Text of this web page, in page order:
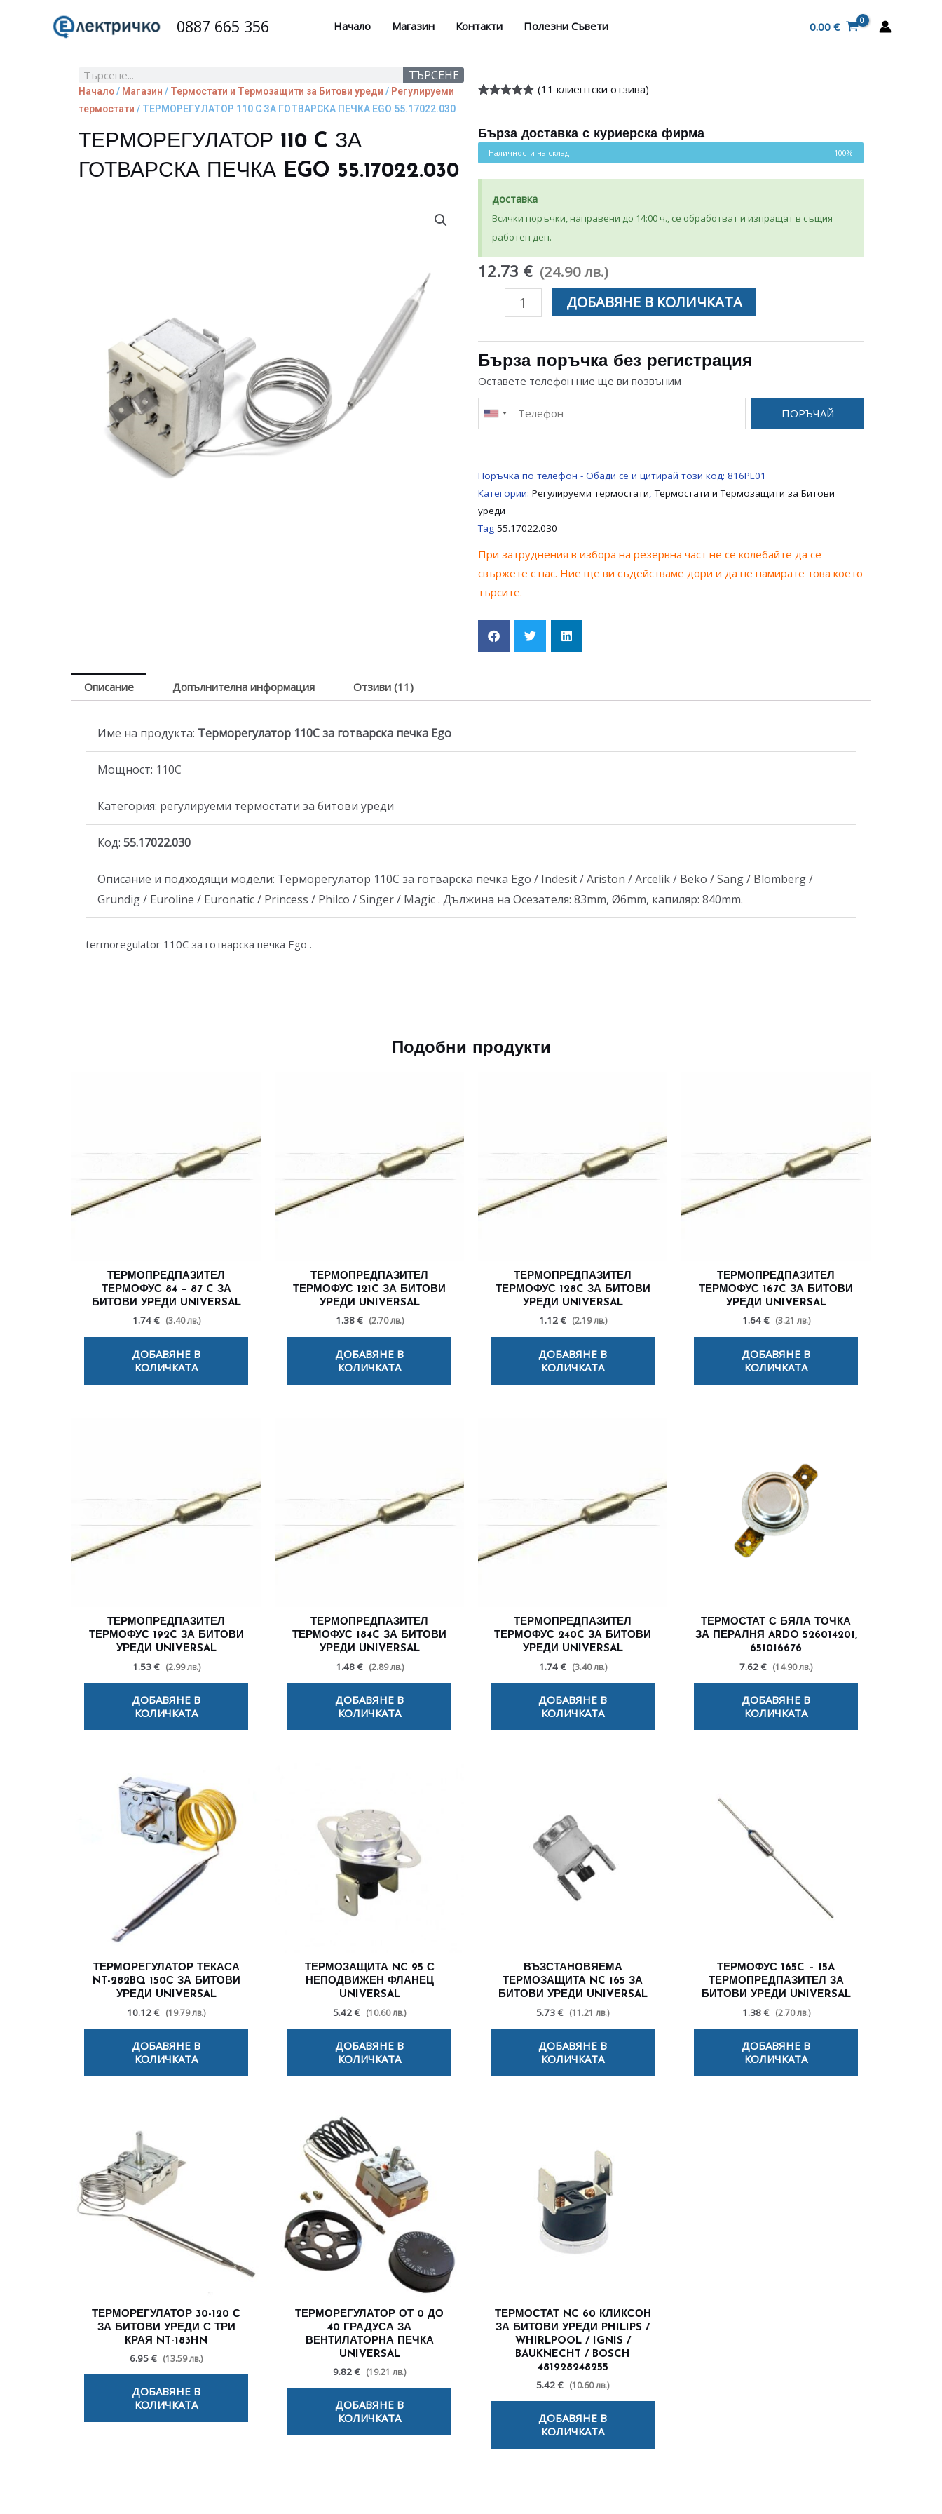
0887 665 356 Начало Магазин Контакти Полезни Съвети 0.00 €
Search ТЪРСЕНЕ
Начало/ Магазин / Термостати и Термозащити за Битови уреди / Регулируеми
термостати / ТЕРМОРЕГУЛАТОР 110 C ЗА ГОТВАРСКА ПЕЧКА EGO 55.17022.030
ТЕРМОРЕГУЛАТОР 110 C ЗА
ГОТВАРСКА ПЕЧКА EGO 55.17022.030
4.91от 5,
потребителски
(11 клиентски отзива)
Бърза доставка с куриерска фирма
Наличности на склад 100%
доставка
Всички поръчки, направени до 14:00 ч., се обработват и изпращат в същия
работен ден.
12.73 € (24.90 лв.)
количество
110
ГОТВАРСКА
ПЕЧКА
ДОБАВЯНЕ В КОЛИЧКАТА
Бърза поръчка без регистрация
Оставете телефон ние ще ви позвъним
ПОРЪЧАЙ
Поръчка по телефон - Обади се и цитирай този код: 816PE01
Категории: Регулируеми термостати,Термостати и Термозащити за Битови
уреди
Tag 55.17022.030
При затруднения в избора на резервна част не се колебайте да се
свържете с нас. Ние ще ви съдействаме дори и да не намирате това което
търсите.
Описание Допълнителна информация Отзиви (11)
Име на продукта: Терморегулатор 110C за готварска печка Ego
Мощност: 110C
Категория: регулируеми термостати за битови уреди
Код: 55.17022.030
Описание и подходящи модели: Терморегулатор 110C за готварска печка Ego / Indesit / Ariston / Arcelik / Beko / Sang / Blomberg /
Grundig / Euroline / Euronatic / Princess / Philco / Singer / Magic . Дължина на Осезателя: 83mm, Ø6mm, капиляр: 840mm.
termoregulator 110C за готварска печка Ego .
Подобни продукти
ТЕРМОПРЕДПАЗИТЕЛ
ТЕРМОФУС 84 – 87 C ЗА
БИТОВИ УРЕДИ UNIVERSAL
1.74 € (3.40 лв.)
ДОБАВЯНЕ В
КОЛИЧКАТА
ТЕРМОПРЕДПАЗИТЕЛ
ТЕРМОФУС 121C ЗА БИТОВИ
УРЕДИ UNIVERSAL
1.38 € (2.70 лв.)
ДОБАВЯНЕ В
КОЛИЧКАТА
ТЕРМОПРЕДПАЗИТЕЛ
ТЕРМОФУС 128C ЗА БИТОВИ
УРЕДИ UNIVERSAL
1.12 € (2.19 лв.)
ДОБАВЯНЕ В
КОЛИЧКАТА
ТЕРМОПРЕДПАЗИТЕЛ
ТЕРМОФУС 167C ЗА БИТОВИ
УРЕДИ UNIVERSAL
1.64 € (3.21 лв.)
ДОБАВЯНЕ В
КОЛИЧКАТА
ТЕРМОПРЕДПАЗИТЕЛ
ТЕРМОФУС 192C ЗА БИТОВИ
УРЕДИ UNIVERSAL
1.53 € (2.99 лв.)
ДОБАВЯНЕ В
КОЛИЧКАТА
ТЕРМОПРЕДПАЗИТЕЛ
ТЕРМОФУС 184C ЗА БИТОВИ
УРЕДИ UNIVERSAL
1.48 € (2.89 лв.)
ДОБАВЯНЕ В
КОЛИЧКАТА
ТЕРМОПРЕДПАЗИТЕЛ
ТЕРМОФУС 240C ЗА БИТОВИ
УРЕДИ UNIVERSAL
1.74 € (3.40 лв.)
ДОБАВЯНЕ В
КОЛИЧКАТА
ТЕРМОСТАТ С БЯЛА ТОЧКА
ЗА ПЕРАЛНЯ ARDO 526014201,
651016676
7.62 € (14.90 лв.)
ДОБАВЯНЕ В
КОЛИЧКАТА
ТЕРМОРЕГУЛАТОР ТЕКАСА
NT-282BQ 150С ЗА БИТОВИ
УРЕДИ UNIVERSAL
10.12 € (19.79 лв.)
ДОБАВЯНЕ В
КОЛИЧКАТА
ТЕРМОЗАЩИТА NC 95 С
НЕПОДВИЖЕН ФЛАНЕЦ
UNIVERSAL
5.42 € (10.60 лв.)
ДОБАВЯНЕ В
КОЛИЧКАТА
ВЪЗСТАНОВЯЕМА
ТЕРМОЗАЩИТА NC 165 ЗА
БИТОВИ УРЕДИ UNIVERSAL
5.73 € (11.21 лв.)
ДОБАВЯНЕ В
КОЛИЧКАТА
ТЕРМОФУС 165C – 15A
ТЕРМОПРЕДПАЗИТЕЛ ЗА
БИТОВИ УРЕДИ UNIVERSAL
1.38 € (2.70 лв.)
ДОБАВЯНЕ В
КОЛИЧКАТА
ТЕРМОРЕГУЛАТОР 30-120 С
ЗА БИТОВИ УРЕДИ С ТРИ
КРАЯ NT-183HN
6.95 € (13.59 лв.)
ДОБАВЯНЕ В
КОЛИЧКАТА
ТЕРМОРЕГУЛАТОР ОТ 0 ДО
40 ГРАДУСА ЗА
ВЕНТИЛАТОРНА ПЕЧКА
UNIVERSAL
9.82 € (19.21 лв.)
ДОБАВЯНЕ В
КОЛИЧКАТА
ТЕРМОСТАТ NC 60 КЛИКСОН
ЗА БИТОВИ УРЕДИ PHILIPS /
WHIRLPOOL / IGNIS /
BAUKNECHT / BOSCH
481928248255
5.42 € (10.60 лв.)
ДОБАВЯНЕ В
КОЛИЧКАТА